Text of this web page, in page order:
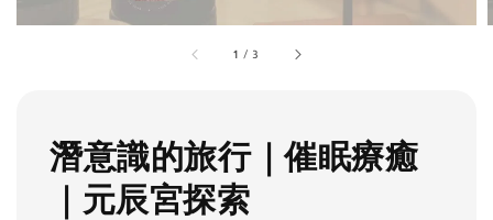
1 / 3
潛意識的旅行｜催眠療癒
｜元辰宮探索